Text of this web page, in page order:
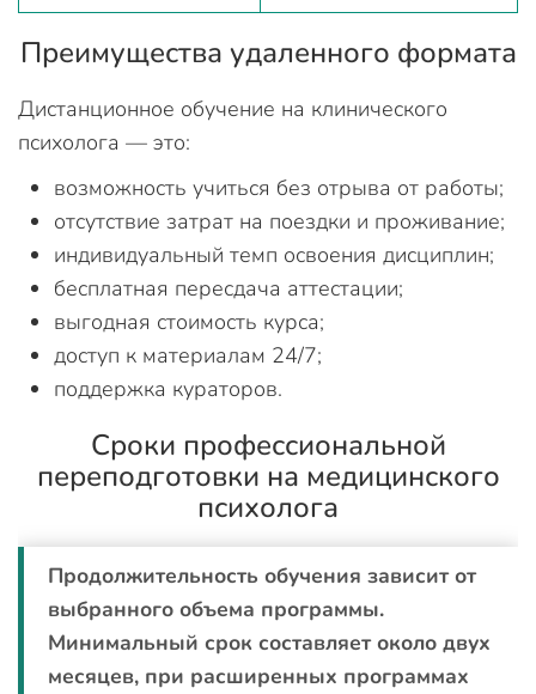
Преимущества удаленного формата
Дистанционное обучение на клинического
психолога — это:
возможность учиться без отрыва от работы;
отсутствие затрат на поездки и проживание;
индивидуальный темп освоения дисциплин;
бесплатная пересдача аттестации;
выгодная стоимость курса;
доступ к материалам 24/7;
поддержка кураторов.
Сроки профессиональной
переподготовки на медицинского
психолога
Продолжительность обучения зависит от
выбранного объема программы.
Минимальный срок составляет около двух
месяцев, при расширенных программах